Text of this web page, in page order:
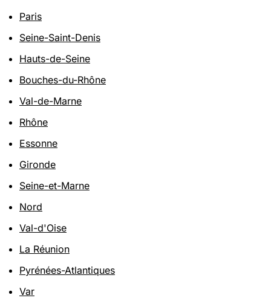
Paris
Seine-Saint-Denis
Hauts-de-Seine
Bouches-du-Rhône
Val-de-Marne
Rhône
Essonne
Gironde
Seine-et-Marne
Nord
Val-d'Oise
La Réunion
Pyrénées-Atlantiques
Var